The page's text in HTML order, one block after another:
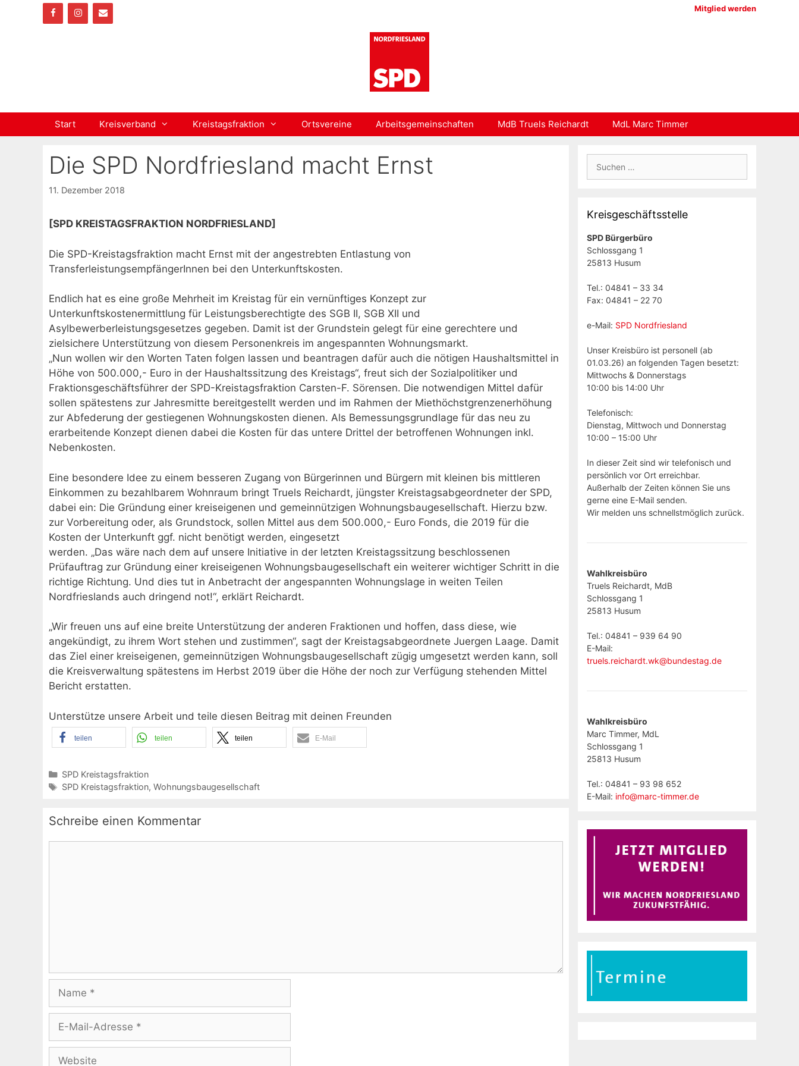
Mitglied werden
Start Kreisverband Kreistagsfraktion Ortsvereine Arbeitsgemeinschaften MdB Truels Reichardt MdL Marc Timmer
Die SPD Nordfriesland macht Ernst
11. Dezember 2018
[SPD KREISTAGSFRAKTION NORDFRIESLAND]
Die SPD-Kreistagsfraktion macht Ernst mit der angestrebten Entlastung von
TransferleistungsempfängerInnen bei den Unterkunftskosten.
Endlich hat es eine große Mehrheit im Kreistag für ein vernünftiges Konzept zur
Unterkunftskostenermittlung für Leistungsberechtigte des SGB II, SGB XII und
Asylbewerberleistungsgesetzes gegeben. Damit ist der Grundstein gelegt für eine gerechtere und
zielsichere Unterstützung von diesem Personenkreis im angespannten Wohnungsmarkt.
„Nun wollen wir den Worten Taten folgen lassen und beantragen dafür auch die nötigen Haushaltsmittel in
Höhe von 500.000,- Euro in der Haushaltssitzung des Kreistags“, freut sich der Sozialpolitiker und
Fraktionsgeschäftsführer der SPD-Kreistagsfraktion Carsten-F. Sörensen. Die notwendigen Mittel dafür
sollen spätestens zur Jahresmitte bereitgestellt werden und im Rahmen der Miethöchstgrenzenerhöhung
zur Abfederung der gestiegenen Wohnungskosten dienen. Als Bemessungsgrundlage für das neu zu
erarbeitende Konzept dienen dabei die Kosten für das untere Drittel der betroffenen Wohnungen inkl.
Nebenkosten.
Eine besondere Idee zu einem besseren Zugang von Bürgerinnen und Bürgern mit kleinen bis mittleren
Einkommen zu bezahlbarem Wohnraum bringt Truels Reichardt, jüngster Kreistagsabgeordneter der SPD,
dabei ein: Die Gründung einer kreiseigenen und gemeinnützigen Wohnungsbaugesellschaft. Hierzu bzw.
zur Vorbereitung oder, als Grundstock, sollen Mittel aus dem 500.000,- Euro Fonds, die 2019 für die
Kosten der Unterkunft ggf. nicht benötigt werden, eingesetzt
werden. „Das wäre nach dem auf unsere Initiative in der letzten Kreistagssitzung beschlossenen
Prüfauftrag zur Gründung einer kreiseigenen Wohnungsbaugesellschaft ein weiterer wichtiger Schritt in die
richtige Richtung. Und dies tut in Anbetracht der angespannten Wohnungslage in weiten Teilen
Nordfrieslands auch dringend not!“, erklärt Reichardt.
„Wir freuen uns auf eine breite Unterstützung der anderen Fraktionen und hoffen, dass diese, wie
angekündigt, zu ihrem Wort stehen und zustimmen“, sagt der Kreistagsabgeordnete Juergen Laage. Damit
das Ziel einer kreiseigenen, gemeinnützigen Wohnungsbaugesellschaft zügig umgesetzt werden kann, soll
die Kreisverwaltung spätestens im Herbst 2019 über die Höhe der noch zur Verfügung stehenden Mittel
Bericht erstatten.
Unterstütze unsere Arbeit und teile diesen Beitrag mit deinen Freunden
teilen teilen teilen E-Mail
Kategorien
SPD Kreistagsfraktion
Schlagwörter
SPD Kreistagsfraktion, Wohnungsbaugesellschaft
Schreibe einen Kommentar
Mail-
Adresse
nach:
Kreisgeschäftsstelle
SPD Bürgerbüro
Schlossgang 1
25813 Husum
Tel.: 04841 – 33 34
Fax: 04841 – 22 70
e-Mail: SPD Nordfriesland
Unser Kreisbüro ist personell (ab
01.03.26) an folgenden Tagen besetzt:
Mittwochs & Donnerstags
10:00 bis 14:00 Uhr
Telefonisch:
Dienstag, Mittwoch und Donnerstag
10:00 – 15:00 Uhr
In dieser Zeit sind wir telefonisch und
persönlich vor Ort erreichbar.
Außerhalb der Zeiten können Sie uns
gerne eine E-Mail senden.
Wir melden uns schnellstmöglich zurück.
Wahlkreisbüro
Truels Reichardt, MdB
Schlossgang 1
25813 Husum
Tel.: 04841 – 939 64 90
E-Mail:
truels.reichardt.wk@bundestag.de
Wahlkreisbüro
Marc Timmer, MdL
Schlossgang 1
25813 Husum
Tel.: 04841 – 93 98 652
E-Mail: info@marc-timmer.de